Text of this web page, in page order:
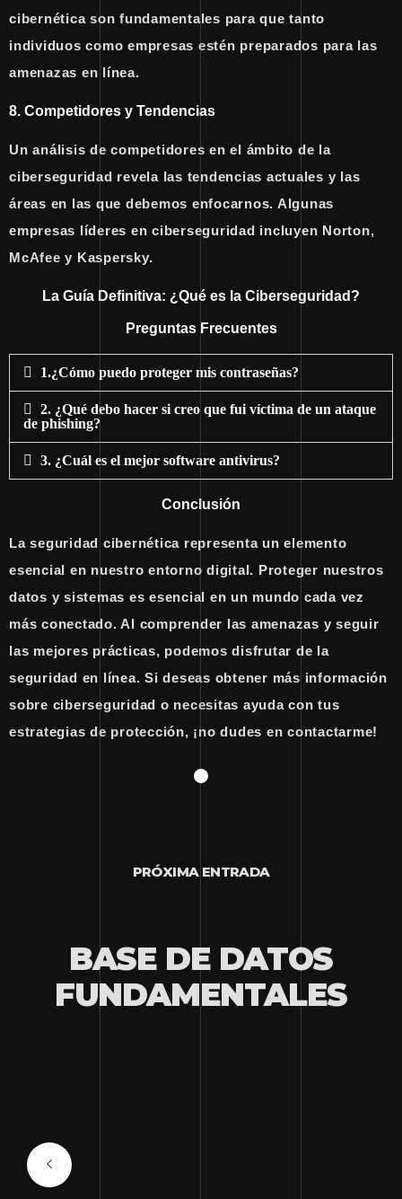
cibernética son fundamentales para que tanto
individuos como empresas estén preparados para las
amenazas en línea.
8. Competidores y Tendencias
Un análisis de competidores en el ámbito de la
ciberseguridad revela las tendencias actuales y las
áreas en las que debemos enfocarnos. Algunas
empresas líderes en ciberseguridad incluyen Norton,
McAfee y Kaspersky.
La Guía Definitiva: ¿Qué es la Ciberseguridad?
Preguntas Frecuentes
1.¿Cómo puedo proteger mis contraseñas?
2. ¿Qué debo hacer si creo que fui víctima de un ataque
de phishing?
3. ¿Cuál es el mejor software antivirus?
Conclusión
La seguridad cibernética representa un elemento
esencial en nuestro entorno digital. Proteger nuestros
datos y sistemas es esencial en un mundo cada vez
más conectado. Al comprender las amenazas y seguir
las mejores prácticas, podemos disfrutar de la
seguridad en línea. Si deseas obtener más información
sobre ciberseguridad o necesitas ayuda con tus
estrategias de protección, ¡no dudes en contactarme!
PRÓXIMA ENTRADA
BASE DE DATOS
FUNDAMENTALES